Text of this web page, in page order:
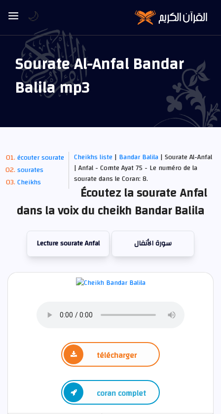
Sourate Al-Anfal Bandar
Balila mp3
écouter sourate
sourates
Cheikhs
Cheikhs liste | Bandar Balila| Sourate Al-Anfal
| Anfal - Comte Ayat 75 - Le numéro de la
sourate dans le Coran: 8.
Écoutez la sourate Anfal
dans la voix du cheikh Bandar Balila
Lecture sourate Anfal سورة الأنفال
télécharger
coran complet
🌙